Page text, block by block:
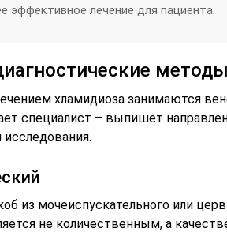
эффективное лечение для пациента.
методы
хламидиоза занимаются
специалист – выпишет
исследования.
из мочеиспускательного или
не количественным, а